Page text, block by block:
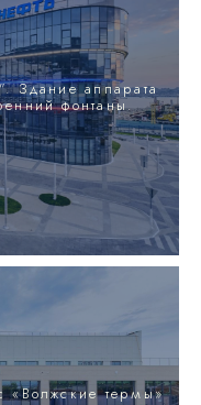
Здание аппарата
фонтаны.
«Волжские термы»